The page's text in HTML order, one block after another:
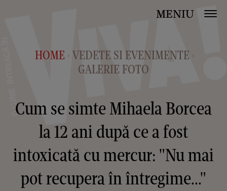
MENIU
HOME > VEDETE SI EVENIMENTE >
GALERIE FOTO
Cum se simte Mihaela Borcea
la 12 ani după ce a fost
intoxicată cu mercur: "Nu mai
pot recupera în întregime..."